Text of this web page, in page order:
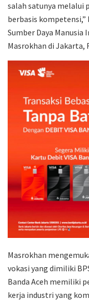
salah satunya melalui
berbasis
Sumber Daya Manusia
Masrokhan di Jakarta,
Masrokhan
vokasi yang dimiliki
Banda Aceh memiliki
kerja industri yang